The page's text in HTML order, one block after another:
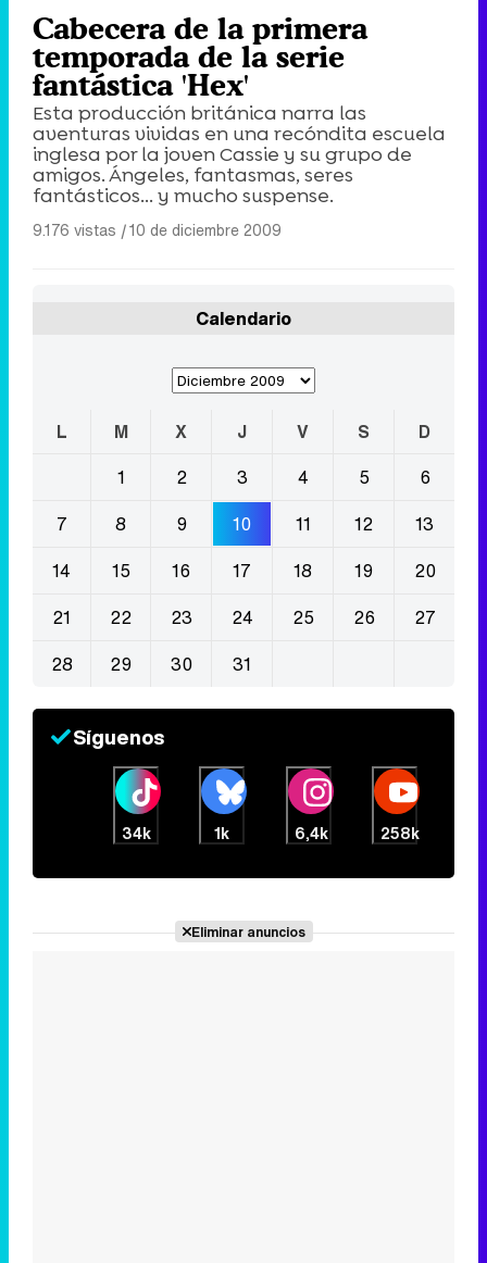
Cabecera de la primera
temporada de la serie
fantástica 'Hex'
Esta producción británica narra las
aventuras vividas en una recóndita escuela
inglesa por la joven Cassie y su grupo de
amigos. Ángeles, fantasmas, seres
fantásticos... y mucho suspense.
9.176 vistas |10 de diciembre 2009
Calendario
L M X J V S
D
1
2 3 4 5
6
7
8 9 10 11 12
13
14
15 16 17 18 19
20
21
22 23 24 25 26
27
28
29 30 31
Síguenos
34k 1k 6,4k 258k
Eliminar anuncios